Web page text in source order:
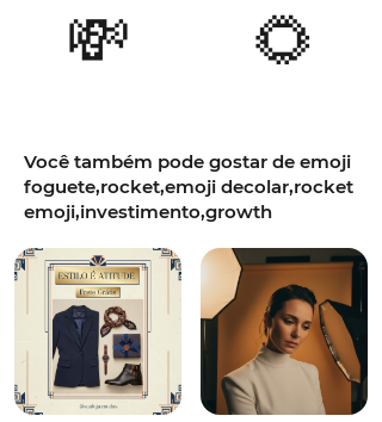
💸 🌻
Você também pode gostar de emoji
foguete,rocket,emoji decolar,rocket
emoji,investimento,growth